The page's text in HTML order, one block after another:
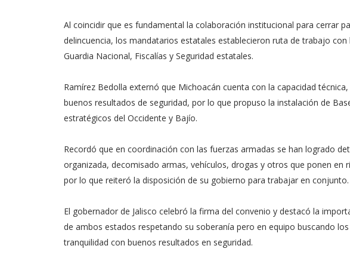
Al coincidir que es fundamental la colaboración institucional para cerrar
delincuencia, los mandatarios estatales establecieron ruta de trabajo
Guardia Nacional, Fiscalías y Seguridad estatales.
Ramírez Bedolla externó que Michoacán cuenta con la capacidad
buenos resultados de seguridad, por lo que propuso la instalación de
estratégicos del Occidente y Bajío.
Recordó que en coordinación con las fuerzas armadas se han logrado
organizada, decomisado armas, vehículos, drogas y otros que ponen en
por lo que reiteró la disposición de su gobierno para trabajar en conjunto.
El gobernador de Jalisco celebró la firma del convenio y destacó la
de ambos estados respetando su soberanía pero en equipo buscando
tranquilidad con buenos resultados en seguridad.